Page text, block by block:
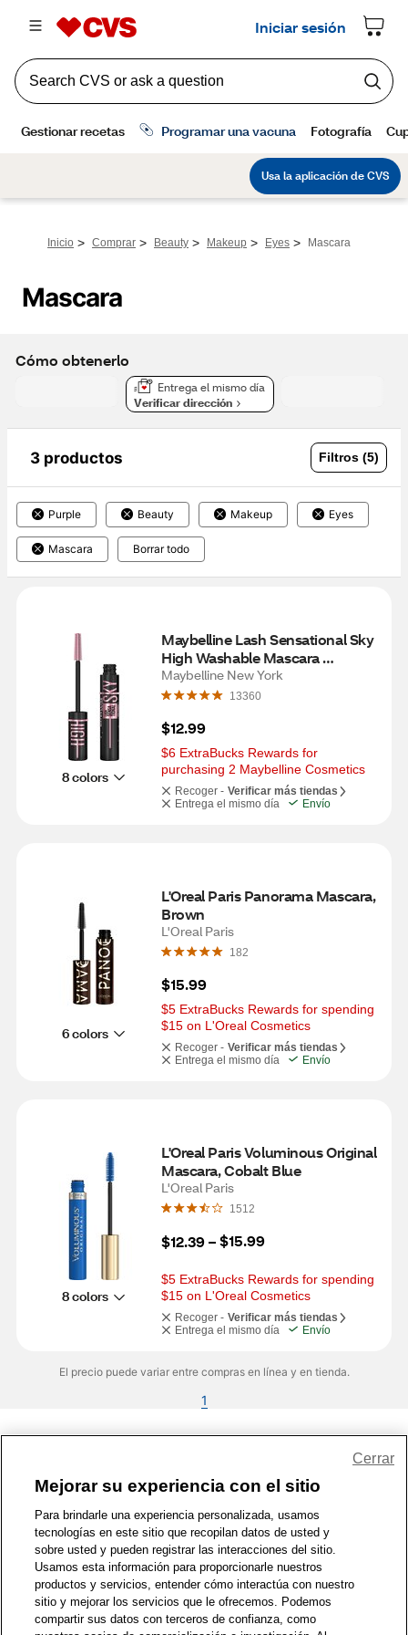
Inicio > Comprar > Beauty > Makeup > Eyes > Mascara
Mascara
Cómo obtenerlo
Entrega el mismo día
Verificar dirección
3 productos Filtros (5)
Purple Beauty Makeup Eyes
Mascara Borrar todo
8 colors
Maybelline Lash Sensational Sky
High Washable Mascara
Makeup, Cosmic Black, 0.24 fl
OZ
Maybelline New York
13360
$12.99
$6 ExtraBucks Rewards for
purchasing 2 Maybelline Cosmetics
Recoger - Verificar más tiendas
Entrega el mismo día
Envío
6 colors
L'Oreal Paris Panorama Mascara,
Brown
L'Oreal Paris
182
$15.99
$5 ExtraBucks Rewards for spending
$15 on L'Oreal Cosmetics
Recoger - Verificar más tiendas
Entrega el mismo día
Envío
8 colors
L'Oreal Paris Voluminous Original
Mascara, Cobalt Blue
L'Oreal Paris
1512
$12.39 – $15.99
$5 ExtraBucks Rewards for spending
$15 on L'Oreal Cosmetics
Recoger - Verificar más tiendas
Entrega el mismo día
Envío
El precio puede variar entre compras en línea y en tienda.
1
1-800-679-9691 | Contáctenos | Términos de Uso | Accesibilidad
Política de Privacidad | WA Privacy Policy | Mapa del sitio
Zona de Bienestar | © 1999 - 2026 CVS.com
Mejorar su experiencia con el sitio
Para brindarle una experiencia personalizada, usamos
tecnologías en este sitio que recopilan datos de usted y
sobre usted y pueden registrar las interacciones del sitio.
Usamos esta información para proporcionarle nuestros
productos y servicios, entender cómo interactúa con nuestro
sitio y mejorar los servicios que le ofrecemos. Podemos
compartir sus datos con terceros de confianza, como
Cerrar